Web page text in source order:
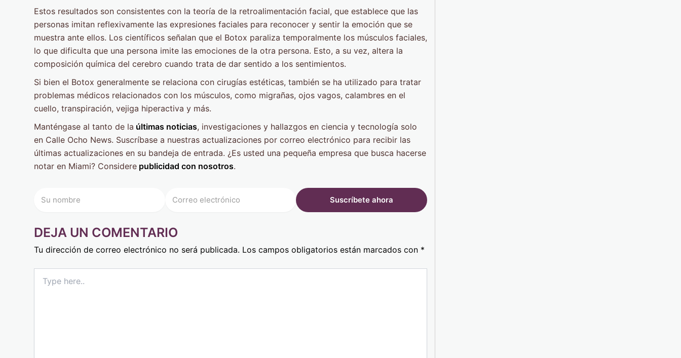
Estos resultados son consistentes con la teoría de la retroalimentación facial, que establece que las
personas imitan reflexivamente las expresiones faciales para reconocer y sentir la emoción que se
muestra ante ellos. Los científicos señalan que el Botox paraliza temporalmente los músculos faciales,
lo que dificulta que una persona imite las emociones de la otra persona. Esto, a su vez, altera la
composición química del cerebro cuando trata de dar sentido a los sentimientos.
Si bien el Botox generalmente se relaciona con cirugías estéticas, también se ha utilizado para tratar
problemas médicos relacionados con los músculos, como migrañas, ojos vagos, calambres en el
cuello, transpiración, vejiga hiperactiva y más.
Manténgase al tanto de la últimas noticias, investigaciones y hallazgos en ciencia y tecnología solo
en Calle Ocho News. Suscríbase a nuestras actualizaciones por correo electrónico para recibir las
últimas actualizaciones en su bandeja de entrada. ¿Es usted una pequeña empresa que busca hacerse
notar en Miami? Considere publicidad con nosotros.
DEJA UN COMENTARIO
Tu dirección de correo electrónico no será publicada. Los campos obligatorios están marcados con *
here..